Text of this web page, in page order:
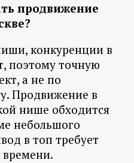
продвижение
конкуренции в
поэтому точную
а не по
Продвижение в
нише обходится
небольшого
в топ требует